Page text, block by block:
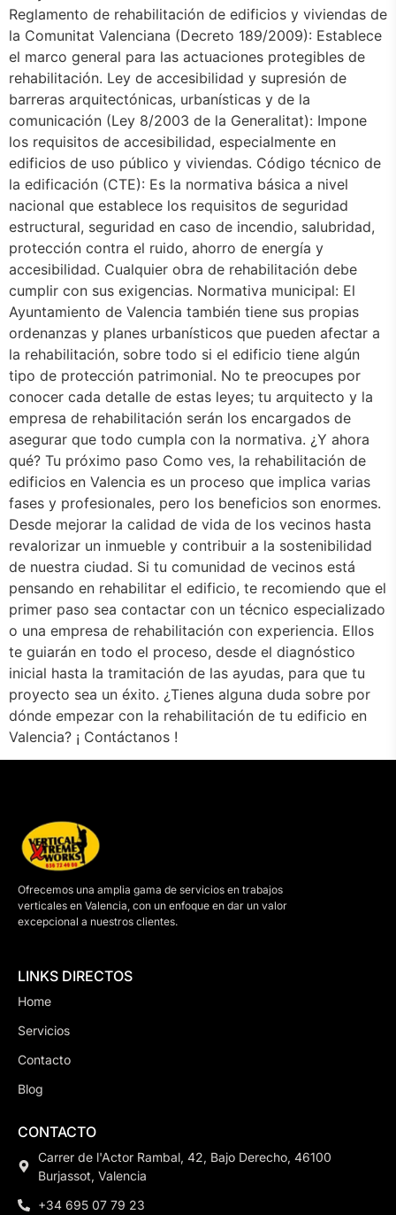
Ofrecemos una amplia gama de servicios en trabajos
verticales en Valencia, con un enfoque en dar un valor
excepcional a nuestros clientes.
LINKS DIRECTOS
Home
Servicios
Contacto
Blog
CONTACTO
Carrer de l'Actor Rambal, 42, Bajo Derecho, 46100
Burjassot, Valencia
+34 695 07 79 23